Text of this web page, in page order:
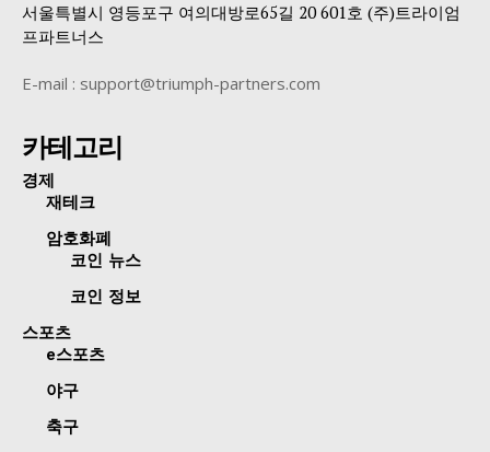
서울특별시 영등포구 여의대방로65길 20 601호 (주)트라이엄
프파트너스
E-mail : support@triumph-partners.com
카테고리
경제
재테크
암호화폐
코인 뉴스
코인 정보
스포츠
e스포츠
야구
축구